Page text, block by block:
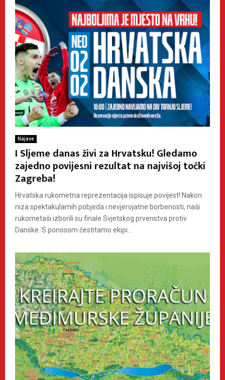
Najave
I Sljeme danas živi za Hrvatsku! Gledamo
zajedno povijesni rezultat na najvišoj točki
Zagreba!
Hrvatska rukometna reprezentacija ispisuje povijest! Nakon
niza spektakularnih pobjeda i nevjerojatne borbenosti, naši
rukometaši izborili su finale Svjetskog prvenstva protiv
Danske. S ponosom čestitamo ekipi...